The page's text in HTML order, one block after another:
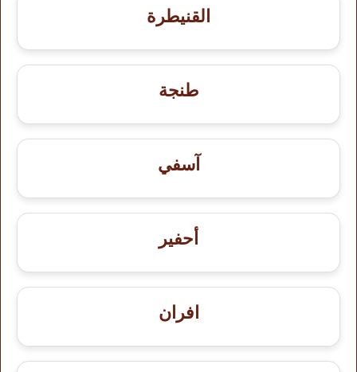
القنيطرة
طنجة
آسفي
أحفير
افران